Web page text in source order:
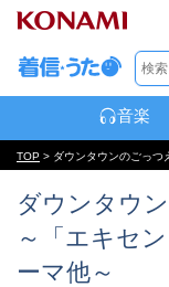
音楽
TOP > ダウンタウンのごっつえぇ
ダウンタウ
～「エキセ
ーマ他～